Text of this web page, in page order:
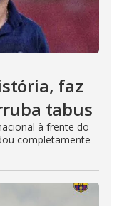
faz
tabus
à frente do
completamente